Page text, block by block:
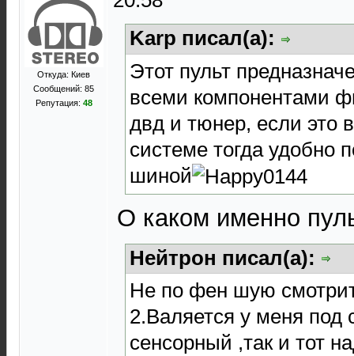
Откуда: Киев
Сообщений: 85
Репутация: 48
Karp писал(а):
Этот пульт
всеми компонентами
двд и тюнер, если это
системе тогда удобно
шиной
О каком именно
Нейтрон писал(а):
Не по фен шую
2.Валяется у меня под
сенсорный ,так и тот